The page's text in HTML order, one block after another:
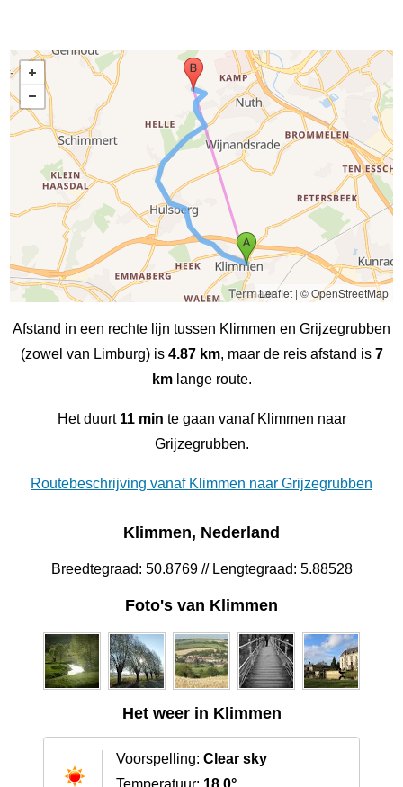
Leaflet| © OpenStreetMap
Afstand in een rechte lijn tussen Klimmen en Grijzegrubben
(zowel van Limburg) is 4.87 km, maar de reis afstand is 7
kmlange route.
Het duurt 11 min te gaan vanaf Klimmen naar
Grijzegrubben.
Routebeschrijving vanaf Klimmen naar Grijzegrubben
Klimmen, Nederland
Breedtegraad: 50.8769 // Lengtegraad: 5.88528
Foto's van Klimmen
Het weer in Klimmen
Voorspelling: Clear sky